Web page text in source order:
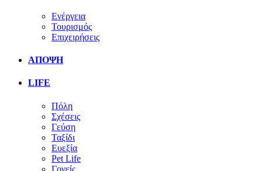
Ενέργεια
Τουρισμός
Επιχειρήσεις
ΑΠΟΨΗ
LIFE
Πόλη
Σχέσεις
Γεύση
Ταξίδι
Ευεξία
Pet Life
Γονείς